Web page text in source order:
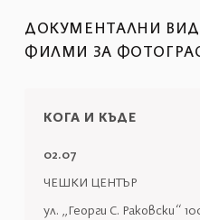
ДОКУМЕНТАЛНИ
ФИЛМИ ЗА
КОГА И КЪДЕ
02.07
ЧЕШКИ ЦЕНТЪР
ул. „Георги С. Раковски“